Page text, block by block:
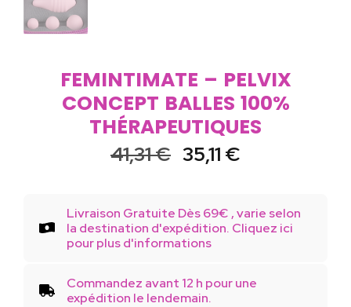
FEMINTIMATE – PELVIX
CONCEPT BALLES 100%
THÉRAPEUTIQUES
41,31€ 35,11 €
Livraison Gratuite Dès 69€ , varie selon
la destination d'expédition. Cliquez ici
pour plus d'informations
Commandez avant 12 h pour une
expédition le lendemain.